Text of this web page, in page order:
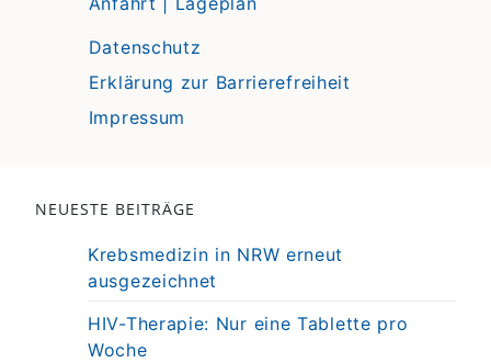
Datenschutz
Erklärung zur Barrierefreiheit
Impressum
NEUESTE BEITRÄGE
Krebsmedizin in NRW erneut
ausgezeichnet
HIV-Therapie: Nur eine Tablette pro
Woche